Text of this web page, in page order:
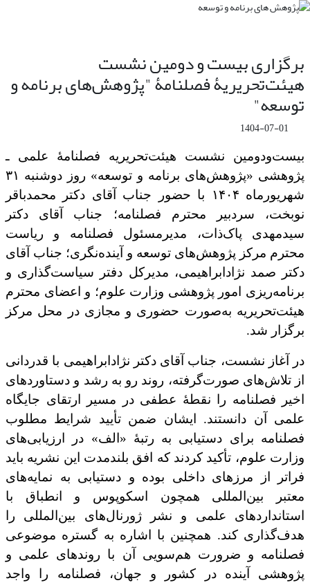
برگزاری بیست و دومین نشست
هیئت‌تحریریۀ فصلنامۀ "پژوهش‌های برنامه و
توسعه"
1404-07-01
بیست‌ودومین نشست هیئت‌تحریریه فصلنامۀ علمی ـ
پژوهشی «پژوهش‌های برنامه و توسعه» روز دوشنبه ۳۱
شهریورماه ۱۴۰۴ با حضور جناب آقای دکتر محمدباقر
نوبخت، سردبیر محترم فصلنامه؛ جناب آقای دکتر
سیدمهدی پاک‌ذات، مدیرمسئول فصلنامه و ریاست
محترم مرکز پژوهش‌های توسعه و آینده‌نگری؛ جناب آقای
دکتر صمد نژادابراهیمی، مدیرکل دفتر سیاست‌گذاری و
برنامه‌ریزی امور پژوهشی وزارت علوم؛ و اعضای محترم
هیئت‌تحریریه به‌صورت حضوری و مجازی در محل مرکز
برگزار شد.
در آغاز نشست، جناب آقای دکتر نژادابراهیمی با قدردانی
از تلاش‌های صورت‌گرفته، روند رو به رشد و دستاوردهای
اخیر فصلنامه را نقطۀ عطفی در مسیر ارتقای جایگاه
علمی آن دانستند. ایشان ضمن تأیید شرایط مطلوب
فصلنامه برای دستیابی به رتبۀ «الف» در ارزیابی‌های
وزارت علوم، تأکید کردند که افق بلندمدت این نشریه باید
فراتر از مرزهای داخلی بوده و دستیابی به نمایه‌های
معتبر بین‌المللی همچون اسکوپوس و انطباق با
استانداردهای علمی و نشر ژورنال‌های بین‌المللی را
هدف‌گذاری کند. همچنین با اشاره به گستره موضوعی
فصلنامه و ضرورت هم‌سویی آن با روندهای علمی و
پژوهشی آینده در کشور و جهان، فصلنامه را واجد